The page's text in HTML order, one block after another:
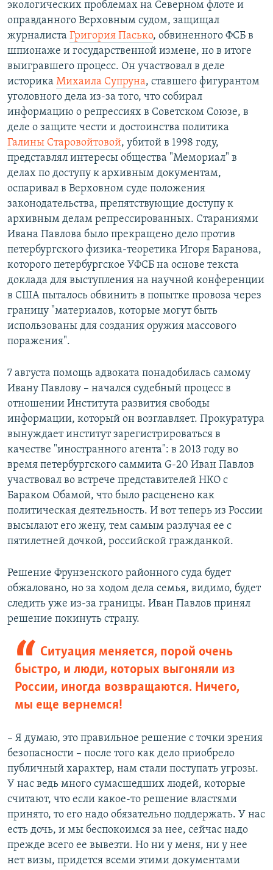
экологических проблемах на Северном флоте и
оправданного Верховным судом, защищал
журналиста Григория Пасько, обвиненного ФСБ в
шпионаже и государственной измене, но в итоге
выигравшего процесс. Он участвовал в деле
историка Михаила Супруна, ставшего фигурантом
уголовного дела из-за того, что собирал
информацию о репрессиях в Советском Союзе, в
деле о защите чести и достоинства политика
Галины Старовойтовой, убитой в 1998 году,
представлял интересы общества "Мемориал" в
делах по доступу к архивным документам,
оспаривал в Верховном суде положения
законодательства, препятствующие доступу к
архивным делам репрессированных. Стараниями
Ивана Павлова было прекращено дело против
петербургского физика-теоретика Игоря Баранова,
которого петербургское УФСБ на основе текста
доклада для выступления на научной конференции
в США пыталось обвинить в попытке провоза через
границу "материалов, которые могут быть
использованы для создания оружия массового
поражения".
7 августа помощь адвоката понадобилась самому
Ивану Павлову – начался судебный процесс в
отношении Института развития свободы
информации, который он возглавляет. Прокуратура
вынуждает институт зарегистрироваться в
качестве "иностранного агента": в 2013 году во
время петербургского саммита G-20 Иван Павлов
участвовал во встрече представителей НКО с
Бараком Обамой, что было расценено как
политическая деятельность. И вот теперь из России
высылают его жену, тем самым разлучая ее с
пятилетней дочкой, российской гражданкой.
Решение Фрунзенского районного суда будет
обжаловано, но за ходом дела семья, видимо, будет
следить уже из-за границы. Иван Павлов принял
решение покинуть страну.
Ситуация меняется, порой очень
быстро, и люди, которых выгоняли из
России, иногда возвращаются. Ничего,
мы еще вернемся!
– Я думаю, это правильное решение с точки зрения
безопасности – после того как дело приобрело
публичный характер, нам стали поступать угрозы.
У нас ведь много сумасшедших людей, которые
считают, что если какое-то решение властями
принято, то его надо обязательно поддержать. У нас
есть дочь, и мы беспокоимся за нее, сейчас надо
прежде всего ее вывезти. Но ни у меня, ни у нее
нет визы, придется всеми этими документами